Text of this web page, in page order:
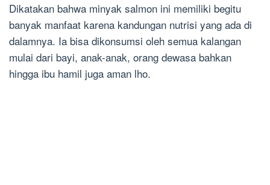
Dikatakan bahwa minyak salmon ini memiliki begitu
banyak manfaat karena kandungan nutrisi yang ada di
dalamnya. Ia bisa dikonsumsi oleh semua kalangan
mulai dari bayi, anak-anak, orang dewasa bahkan
hingga ibu hamil juga aman lho.